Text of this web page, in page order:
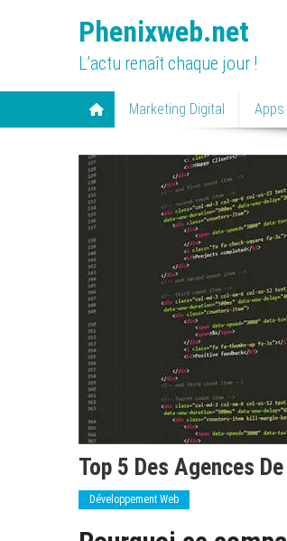
Phenixweb.net
L’actu renaît chaque jour !
Marketing Digital Apps
Top 5 Des Agences
Développement Web